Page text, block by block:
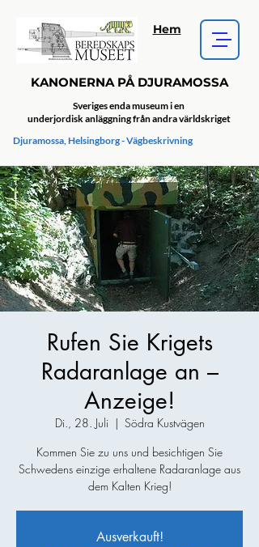
KANONERNA PÅ DJURAMOSSA
Djuramossa, Helsingborg - Vägbeskrivning
Sveriges enda museum i en
underjordisk anläggning från andra världskriget
Hem
Rufen Sie Krigets
Radaranlage an –
Anzeige!
Di., 28. Juli
  |
Södra Kustvägen
Kommen Sie zu uns und besichtigen Sie
Schwedens einzige erhaltene Radaranlage aus
dem Kalten Krieg!
Ausverkauft!